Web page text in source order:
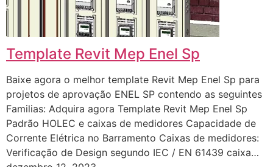
Template Revit Mep Enel Sp
Baixe agora o melhor template Revit Mep Enel Sp para
projetos de aprovação ENEL SP contendo as seguintes
Familias: Adquira agora Template Revit Mep Enel Sp
Padrão HOLEC e caixas de medidores Capacidade de
Corrente Elétrica no Barramento Caixas de medidores:
Verificação de Design segundo IEC / EN 61439 caixa…